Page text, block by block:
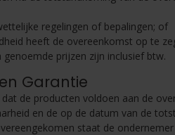
regelingen of bepalingen; of
heeft de overeenkomst op te
prijzen zijn inclusief btw.
Garantie
de producten voldoen aan de
en de op de datum van de
staat de